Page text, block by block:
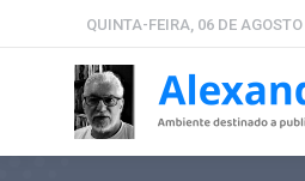
QUINTA-FEIRA, 06 DE